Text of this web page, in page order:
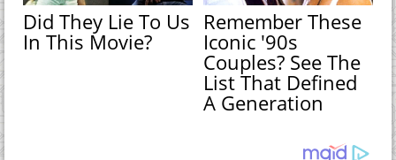
Did They Lie To Us
In This Movie?
Remember These
Iconic '90s
Couples? See The
List That Defined
A Generation